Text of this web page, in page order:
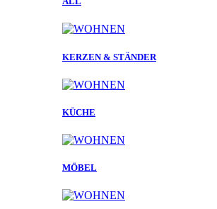
KERZEN & STÄNDER
KÜCHE
MÖBEL